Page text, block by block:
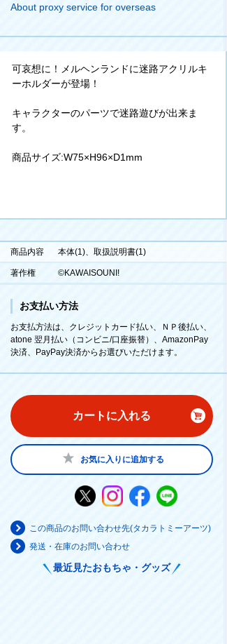
About proxy service for overseas
可哀想に！メルヘンランドに迷路アクリルキ
ーホルダーが登場！
キャラクターのパーツで迷路遊びが出来ま
す。
商品サイズ:W75×H96×D1mm
商品内容 本体(1)、取扱説明書(1)
著作権 ©KAWAISOUNI!
お支払い方法
お支払方法は、クレジットカード払い、ＮＰ後払い、
atone 翌月払い（コンビニ/口座振替）、AmazonPay
決済、PayPay決済からお選びいただけます。
カートに入れる
お気に入りに追加する
この商品のお問い合わせ先(タカラトミーアーツ)
発送・在庫のお問い合わせ
最近見たおもちゃ・グッズ